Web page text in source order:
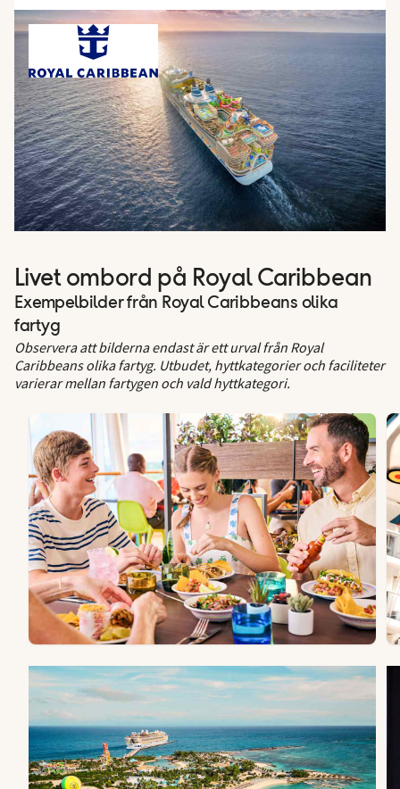
Livet ombord på Royal Caribbean
Exempelbilder från Royal Caribbeans olika
fartyg
Observera att bilderna endast är ett urval från Royal
Caribbeans olika fartyg. Utbudet, hyttkategorier och faciliteter
varierar mellan fartygen och vald hyttkategori.